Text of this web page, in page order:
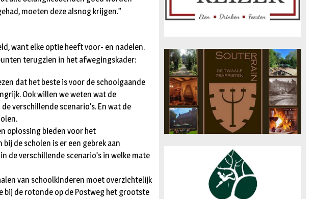
moeten deze alsnog krijgen.”
want elke optie heeft voor- en nadelen.
terugzien in het afwegingskader:
dat het beste is voor de schoolgaande
Ook willen we weten wat de
verschillende scenario’s. En wat de
oplossing bieden voor het
de scholen is er een gebrek aan
de verschillende scenario’s in welke mate
van schoolkinderen moet overzichtelijk
bij de rotonde op de Postweg het grootste